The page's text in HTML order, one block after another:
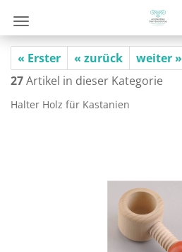
« Erster « zurück weiter »
27Artikel in dieser Kategorie
Hal­ter Holz für Kas­ta­ni­en